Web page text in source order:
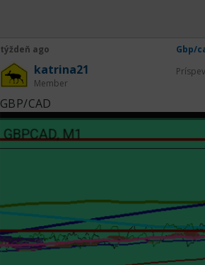
týždeň ago Gbp/
katrina21
Member
GBP/CAD